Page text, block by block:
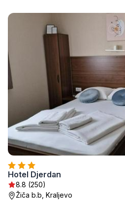
Hotel Djerdan
8.8 (250)
Žiča b.b, Kraljevo